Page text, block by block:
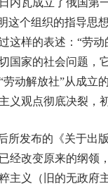
内瓦成立了俄国
这个组织的指导思
这样的表述：“劳
国家的社会问题，
动解放社”从成立
义观点彻底决裂，
所发布的《关于出
经改变原来的纲领
主义（旧的无政府